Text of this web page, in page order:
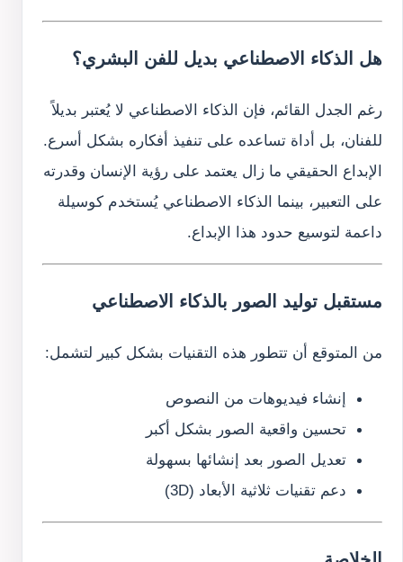
هل الذكاء الاصطناعي بديل للفن البشري؟
رغم الجدل القائم، فإن الذكاء الاصطناعي لا يُعتبر بديلاً
للفنان، بل أداة تساعده على تنفيذ أفكاره بشكل أسرع.
الإبداع الحقيقي ما زال يعتمد على رؤية الإنسان وقدرته
على التعبير، بينما الذكاء الاصطناعي يُستخدم كوسيلة
داعمة لتوسيع حدود هذا الإبداع.
مستقبل توليد الصور بالذكاء الاصطناعي
من المتوقع أن تتطور هذه التقنيات بشكل كبير لتشمل:
إنشاء فيديوهات من النصوص
تحسين واقعية الصور بشكل أكبر
تعديل الصور بعد إنشائها بسهولة
دعم تقنيات ثلاثية الأبعاد (3D)